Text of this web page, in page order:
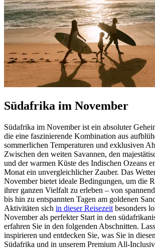
Südafrika im November
Südafrika im November ist ein absoluter
die eine faszinierende Kombination aus
sommerlichen Temperaturen und exklusiven
Zwischen den weiten Savannen, den
und der warmen Küste des Indischen Ozeans
Monat ein unvergleichlicher Zauber. Das
November bietet ideale Bedingungen, um die
ihrer ganzen Vielfalt zu erleben – von
bis hin zu entspannten Tagen am goldenen
Aktivitäten sich in dieser Reisezeit besonders
November als perfekter Start in den
erfahren Sie in den folgenden Abschnitten.
inspirieren und entdecken Sie, was Sie in
Südafrika und in unserem Premium All-